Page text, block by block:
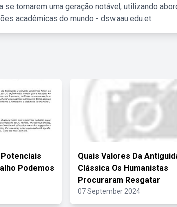
tornarem uma geração notável, utilizando
acadêmicas do mundo - dsw.aau.edu.et.
Podemos
Quais Valores Da
Clássica Os Humanistas
Procuraram Resgatar
07 September 2024